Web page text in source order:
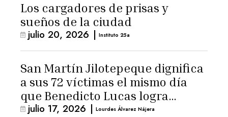
Los cargadores de prisas y
sueños de la ciudad
julio 20, 2026 | Instituto 25a
San Martín Jilotepeque dignifica
a sus 72 víctimas el mismo día
que Benedicto Lucas logra
arresto domiciliario
julio 17, 2026 | Lourdes Álvarez Nájera